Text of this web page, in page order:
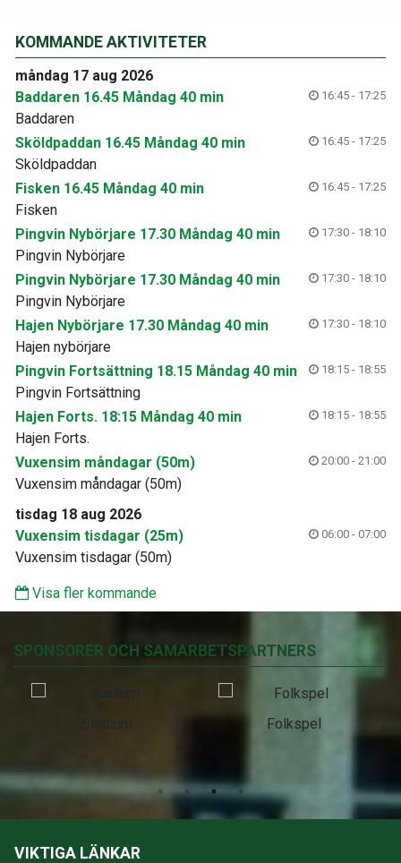
KOMMANDE AKTIVITETER
måndag 17 aug 2026
Baddaren 16.45 Måndag 40 min
16:45 - 17:25
Baddaren
Sköldpaddan 16.45 Måndag 40 min
16:45 - 17:25
Sköldpaddan
Fisken 16.45 Måndag 40 min
16:45 - 17:25
Fisken
Pingvin Nybörjare 17.30 Måndag 40 min
17:30 - 18:10
Pingvin Nybörjare
Pingvin Nybörjare 17.30 Måndag 40 min
17:30 - 18:10
Pingvin Nybörjare
Hajen Nybörjare 17.30 Måndag 40 min
17:30 - 18:10
Hajen nybörjare
Pingvin Fortsättning 18.15 Måndag 40 min
18:15 - 18:55
Pingvin Fortsättning
Hajen Forts. 18:15 Måndag 40 min
18:15 - 18:55
Hajen Forts.
Vuxensim måndagar (50m)
20:00 - 21:00
Vuxensim måndagar (50m)
tisdag 18 aug 2026
Vuxensim tisdagar (25m)
06:00 - 07:00
Vuxensim tisdagar (50m)
Visa fler kommande
SPONSORER OCH SAMARBETSPARTNERS
Stadium Folkspel
VIKTIGA LÄNKAR